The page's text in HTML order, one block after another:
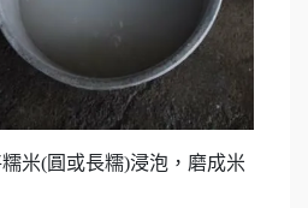
糯米(圓或長糯)浸泡，磨成米